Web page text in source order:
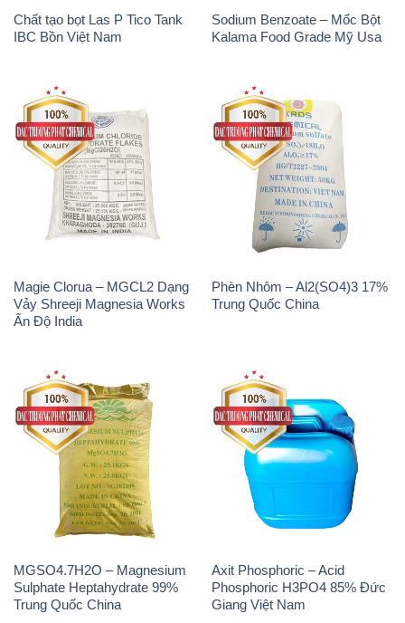
Magie Clorua – MGCL2 Dạng
Vảy Shreeji Magnesia Works
Ấn Độ India
Phèn Nhôm – Al2(SO4)3 17%
Trung Quốc China
MGSO4.7H2O – Magnesium
Sulphate Heptahydrate 99%
Trung Quốc China
Axit Phosphoric – Acid
Phosphoric H3PO4 85% Đức
Giang Việt Nam